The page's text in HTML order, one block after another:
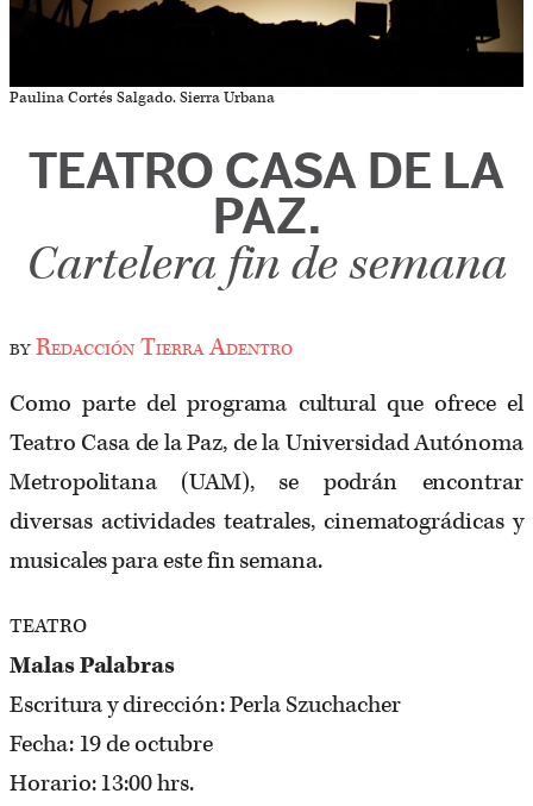
Paulina Cortés Salgado. Sierra Urbana
TEATRO CASA DE LA
PAZ.
Cartelera fin de semana
byRedacción Tierra Adentro
Como parte del programa cultural que ofrece el
Teatro Casa de la Paz, de la Universidad Autónoma
Metropolitana (UAM), se podrán encontrar
diversas actividades teatrales, cinematográdicas y
musicales para este fin semana.
TEATRO
Malas Palabras
Escritura y dirección: Perla Szuchacher
Fecha: 19 de octubre
Horario: 13:00 hrs.